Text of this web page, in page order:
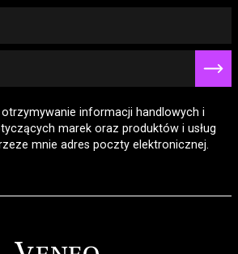
informacji handlowych i
marek oraz produktów i usług
mnie adres poczty elektronicznej.